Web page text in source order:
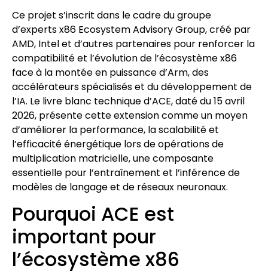
Ce projet s’inscrit dans le cadre du groupe
d’experts x86 Ecosystem Advisory Group, créé par
AMD, Intel et d’autres partenaires pour renforcer la
compatibilité et l’évolution de l’écosystème x86
face à la montée en puissance d’Arm, des
accélérateurs spécialisés et du développement de
l’IA. Le livre blanc technique d’ACE, daté du 15 avril
2026, présente cette extension comme un moyen
d’améliorer la performance, la scalabilité et
l’efficacité énergétique lors de opérations de
multiplication matricielle, une composante
essentielle pour l’entraînement et l’inférence de
modèles de langage et de réseaux neuronaux.
Pourquoi ACE est
important pour
l’écosystème x86